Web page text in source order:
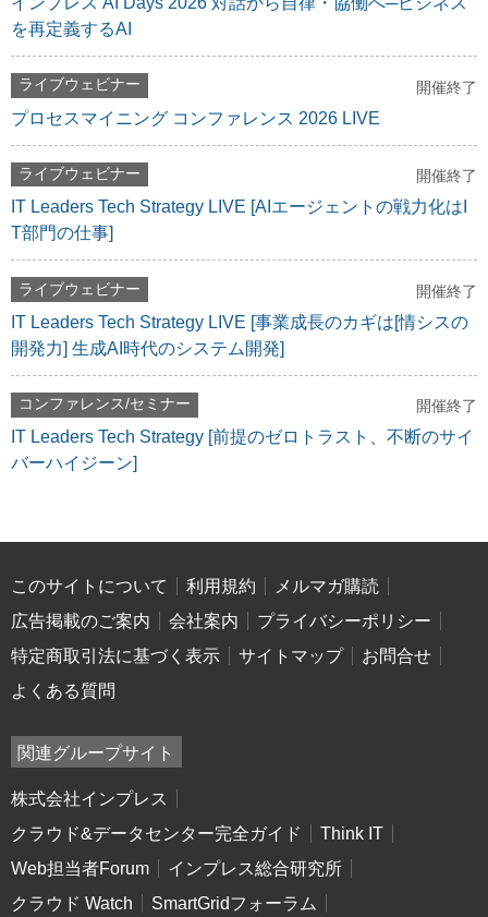
を再定義するAI
ライブウェビナー 開催終了
プロセスマイニング コンファレンス 2026 LIVE
ライブウェビナー 開催終了
IT Leaders Tech Strategy LIVE [AIエージェントの戦力化はI
T部門の仕事]
ライブウェビナー 開催終了
IT Leaders Tech Strategy LIVE [事業成長のカギは[情シスの
開発力] 生成AI時代のシステム開発]
コンファレンス/セミナー 開催終了
IT Leaders Tech Strategy [前提のゼロトラスト、不断のサイ
バーハイジーン]
このサイトについて 利用規約
メルマガ購読
広告掲載のご案内
会社案内
プライバシーポリシー
特定商取引法に基づく表示
サイトマップ
お問合せ
よくある質問
関連グループサイト
株式会社インプレス
クラウド&データセンター完全ガイド
Think IT
Web担当者Forum
インプレス総合研究所
クラウド Watch
SmartGridフォーラム